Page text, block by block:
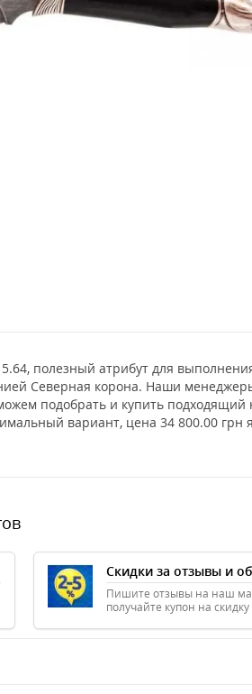
полезный атрибут для
Северная корона. Наши
подобрать и купить
вариант, цена 34 800.00
Скидки за отзывы и
Пишите отзывы на наш
получайте купон на скидку